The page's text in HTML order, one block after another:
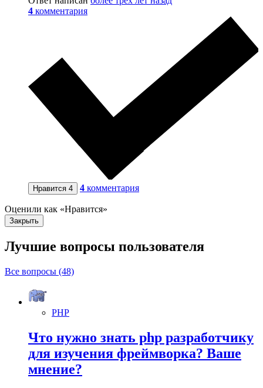
4 комментария
Нравится 4 4 комментария
Оценили как «Нравится»
Закрыть
Лучшие вопросы пользователя
Все вопросы (48)
PHP
Что нужно знать php разработчику
для изучения фреймворка? Ваше
мнение?